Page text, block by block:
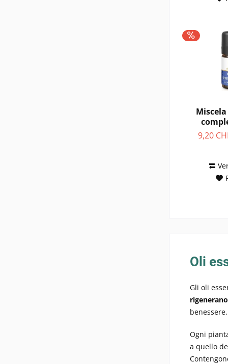
9,20
Oli
Gli oli
Ogni
a quello